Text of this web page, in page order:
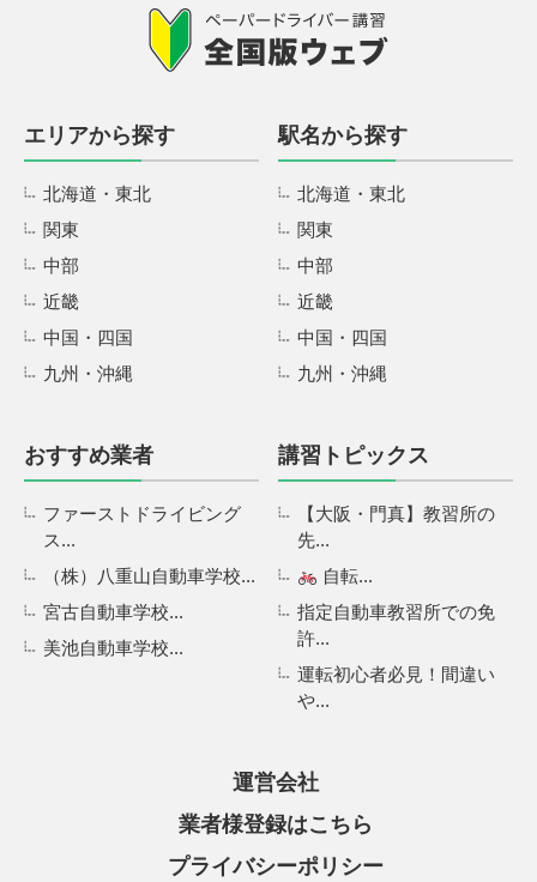
エリアから探す
北海道・東北
関東
中部
近畿
中国・四国
九州・沖縄
駅名から探す
北海道・東北
関東
中部
近畿
中国・四国
九州・沖縄
おすすめ業者
ファーストドライビング
ス...
（株）八重山自動車学校...
宮古自動車学校...
美池自動車学校...
講習トピックス
【大阪・門真】教習所の
先...
自転...
指定自動車教習所での免
許...
運転初心者必見！間違い
や...
運営会社
業者様登録はこちら
プライバシーポリシー